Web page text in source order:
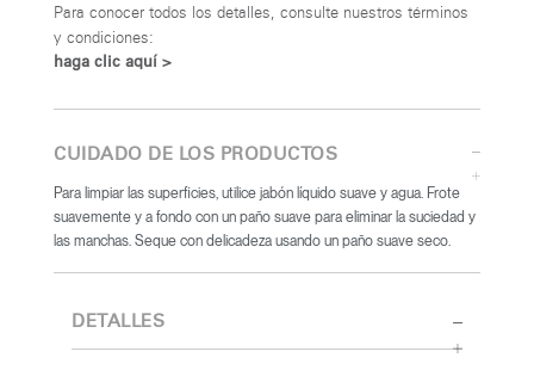
Para conocer todos los detalles, consulte nuestros términos
y condiciones:
haga clic aquí >
CUIDADO DE LOS PRODUCTOS
Para limpiar las superficies, utilice jabón líquido suave y agua. Frote
suavemente y a fondo con un paño suave para eliminar la suciedad y
las manchas. Seque con delicadeza usando un paño suave seco.
DETALLES